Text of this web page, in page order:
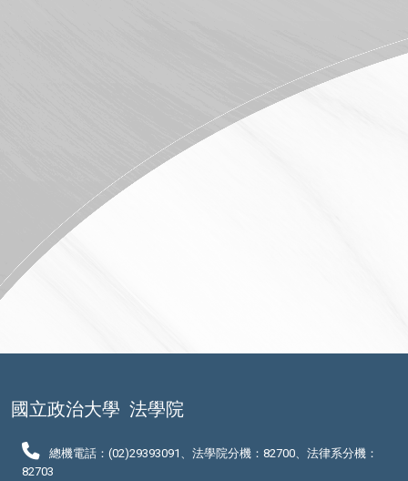
國立政治大學 法學院
總機電話：(02)29393091、法學院分機：82700、法律系分機：
82703